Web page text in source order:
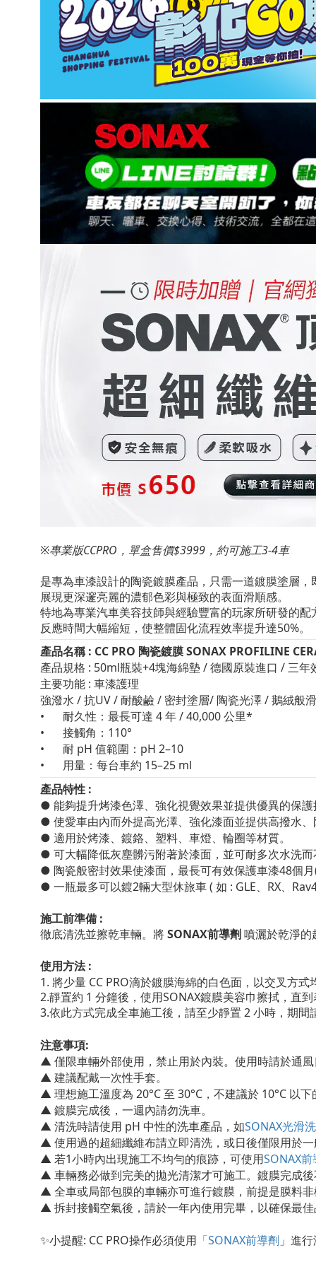
※專業版CCPRO，單盒售價$3999，約可施工3-4車
是專為車漆設計的陶瓷鍍膜產品，只需一道鍍膜塗層
展現更深邃亮麗的濃郁色彩與極致的表面滑順感。
特地為專業汽車美容技師與經驗豐富的玩家所研發的配
反應時間大幅縮短，使整體固化流程效率提升達50%。
產品名稱 : CC PRO 陶瓷鍍膜SONAX PROFILINE
產品規格 : 50ml瓶裝+4塊海綿墊 / 德國原裝進口 / 三年
主要功能 : 車漆護理
強潑水 / 抗UV / 耐酸鹼 / 密封塗層/ 陶瓷光澤 / 鵝絨般
•
耐久性：最長可達 4 年 / 40,000 公里*
•
接觸角：110°
•
耐 pH 值範圍：pH 2–10
•
用量：每台車約 15–25 ml
產品特性 :
● 能夠提升烤漆色澤、強化視覺效果並提供優異的保
● 使愛車由內而外提高光澤、強化漆面並提供高撥水
● 適用於烤漆、鍍鉻、塑料、車燈、輪圈等材質。
● 可大幅降低灰塵髒污附著於漆面，並可耐多次水洗
● 陶瓷般密封效果使漆面，最長可有效保護車漆48個
● 一瓶最多可以鍍2輛大型休旅車 ( 如 : GLE、RX、
施工前準備 :
徹底清洗並擦乾車輛。將 SONAX前導劑 噴灑於乾淨的
使用方法 :
1. 將少量 CC PRO滴於鍍膜海綿的白色面，以交叉方
2.靜置約 1 分鐘後，使用SONAX鍍膜美容巾擦拭，直
3.依此方式完成全車施工後，請至少靜置 2小時，期間
注意事項:
▲ 僅限車輛外部使用，禁止用於內裝。使用時請於通
▲ 建議配戴一次性手套。
▲ 理想施工溫度為 20°C 至 30°C，不建議於 10°C 以
▲ 鍍膜完成後，一週內請勿洗車。
▲ 清洗時請使用 pH 中性的洗車產品，如SONAX光滑
▲ 使用過的超細纖維布請立即清洗，或日後僅限用於
▲ 若1小時內出現施工不均勻的痕跡，可使用SONAX
▲ 車輛務必做到完美的拋光清潔才可施工。 鍍膜完成
▲ 全車或局部包膜的車輛亦可進行鍍膜，前提是膜料
▲ 拆封接觸空氣後，請於一年內使用完畢，以確保最
✨小提醒: CC PRO操作必須使用 「SONAX前導劑 」進